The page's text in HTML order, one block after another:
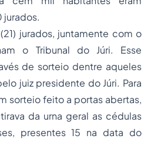
juntamente com o
o Tribunal do Júri. Esse
de sorteio dentre aqueles
juiz presidente do Júri. Para
sorteio feito a portas abertas,
da urna geral as cédulas
presentes 15 na data do